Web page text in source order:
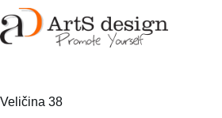
Skip
to
content
Veličina 38